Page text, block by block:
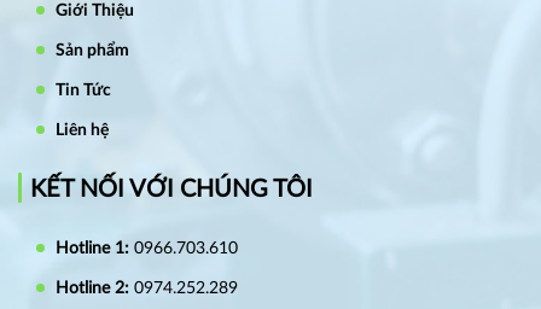
Giới Thiệu
Sản phẩm
Tin Tức
Liên hệ
KẾT NỐI VỚI CHÚNG TÔI
Hotline 1: 0966.703.610
Hotline 2: 0974.252.289